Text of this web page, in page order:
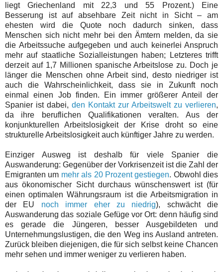
liegt Griechenland mit 22,3 und 55 Prozent.) Eine
Besserung ist auf absehbare Zeit nicht in Sicht – am
ehesten wird die Quote noch dadurch sinken, dass
Menschen sich nicht mehr bei den Ämtern melden, da sie
die Arbeitssuche aufgegeben und auch keinerlei Anspruch
mehr auf staatliche Sozialleistungen haben; Letzteres trifft
derzeit auf 1,7 Millionen spanische Arbeitslose zu. Doch je
länger die Menschen ohne Arbeit sind, desto niedriger ist
auch die Wahrscheinlichkeit, dass sie in Zukunft noch
einmal einen Job finden. Ein immer größerer Anteil der
Spanier ist dabei, den Kontakt zur Arbeitswelt zu verlieren,
da ihre beruflichen Qualifikationen veralten. Aus der
konjunkturellen Arbeitslosigkeit der Krise droht so eine
strukturelle Arbeitslosigkeit auch künftiger Jahre zu werden.
Einziger Ausweg ist deshalb für viele Spanier die
Auswanderung: Gegenüber der Vorkrisenzeit ist die Zahl der
Emigranten um mehr als 20 Prozent gestiegen. Obwohl dies
aus ökonomischer Sicht durchaus wünschenswert ist (für
einen optimalen Währungsraum ist die Arbeitsmigration in
der EU noch immer eher zu niedrig), schwächt die
Auswanderung das soziale Gefüge vor Ort: denn häufig sind
es gerade die Jüngeren, besser Ausgebildeten und
Unternehmungslustigen, die den Weg ins Ausland antreten.
Zurück bleiben diejenigen, die für sich selbst keine Chancen
mehr sehen und immer weniger zu verlieren haben.